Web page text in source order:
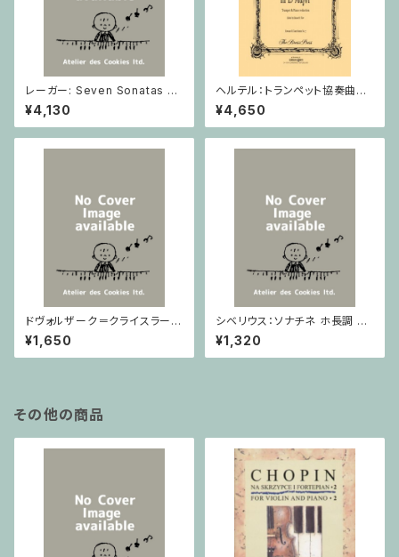
レーガー: Seven Sonatas o
p. 91 Heft 2 / ヴァイオリン
¥4,130
ヘルテル：トランペット協奏曲第1
番 変ホ長調/トランペット・ピア
ノ
¥4,650
ドヴォルザーク＝クライスラー：
スラヴ幻想曲 ロ短調 from Op.
55-4, Op.75 / ヴァイオリンと
ピアノ
¥1,650
シベリウス：ソナチネ ホ長調 O
p.80 / ヴァイオリンとピアノ
¥1,320
その他の商品